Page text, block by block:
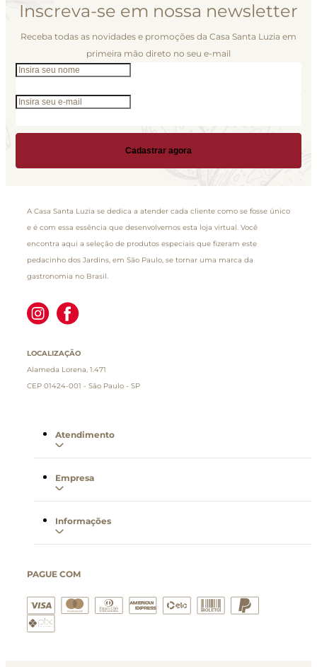
Inscreva-se em nossa newsletter
Receba todas as novidades e promoções da Casa Santa Luzia em
primeira mão direto no seu e-mail
Cadastrar agora
A Casa Santa Luzia se dedica a atender cada cliente como se fosse único
e é com essa essência que desenvolvemos esta loja virtual. Você
encontra aqui a seleção de produtos especiais que fizeram este
pedacinho dos Jardins, em São Paulo, se tornar uma marca da
gastronomia no Brasil.
LOCALIZAÇÃO
Alameda Lorena, 1.471
CEP 01424-001 - São Paulo - SP
Atendimento
Empresa
Informações
PAGUE COM